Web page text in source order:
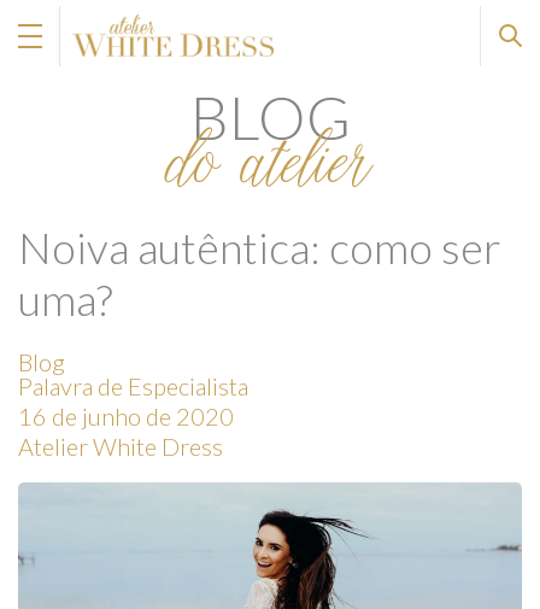
BLOG
do atelier
Noiva autêntica: como ser
uma?
Blog
Palavra de Especialista
16 de junho de 2020
Atelier White Dress